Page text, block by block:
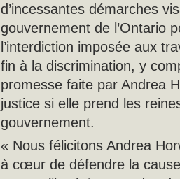
d’incessantes démarches
gouvernement de l’Ontario
l’interdiction imposée aux
fin à la discrimination, y
promesse faite par Andrea
justice si elle prend les
gouvernement.
« Nous félicitons Andrea
à cœur de défendre la